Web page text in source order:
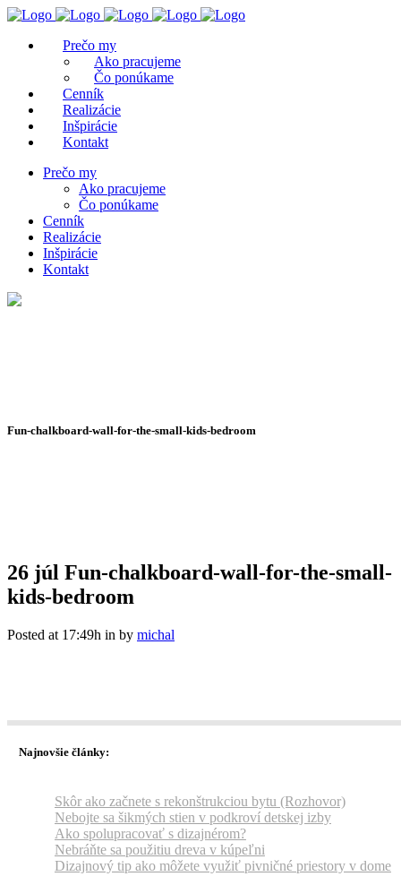
Prečo my
Ako pracujeme
Čo ponúkame
Cenník
Realizácie
Inšpirácie
Kontakt
Prečo my
Ako pracujeme
Čo ponúkame
Cenník
Realizácie
Inšpirácie
Kontakt
Fun-chalkboard-wall-for-the-small-kids-bedroom
26 júl Fun-chalkboard-wall-for-the-small-
kids-bedroom
Posted at 17:49h in by michal
Najnovšie články:
Skôr ako začnete s rekonštrukciou bytu (Rozhovor)
Nebojte sa šikmých stien v podkroví detskej izby
Ako spolupracovať s dizajnérom?
Nebráňte sa použitiu dreva v kúpeľni
Dizajnový tip ako môžete využiť pivničné priestory v dome